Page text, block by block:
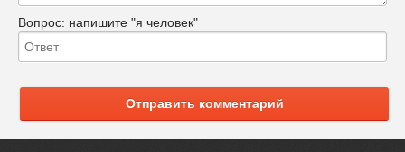
Вопрос: напишите "я человек"
Отправить комментарий